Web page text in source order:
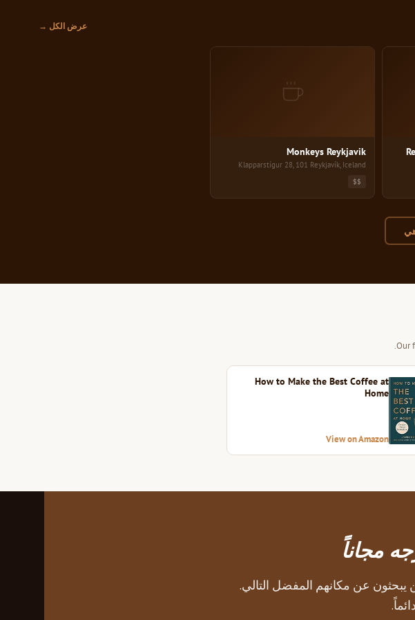
عرض الكل →
Reykjavik Roasters
Monkeys Reykjavik
Monkeys Reykjavik
Klapparstígur 28, 101 Reykjavík, Iceland
$$
Our
How to Make the Best Coffee at
Home
View on Amazon
مجاناً
يبحثون عن مكانهم المفضل التالي.